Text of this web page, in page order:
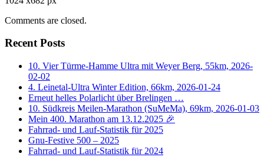
Comments are closed.
Recent Posts
10. Vier Türme-Hamme Ultra mit Weyer Berg, 55km, 2026-
02-02
4. Leinetal-Ultra Winter Edition, 66km, 2026-01-24
Erneut helles Polarlicht über Brelingen …
10. Südkreis Meilen-Marathon (SuMeMa), 69km, 2026-01-03
Mein 400. Marathon am 13.12.2025 🎉
Fahrrad- und Lauf-Statistik für 2025
Gnu-Festive 500 – 2025
Fahrrad- und Lauf-Statistik für 2024